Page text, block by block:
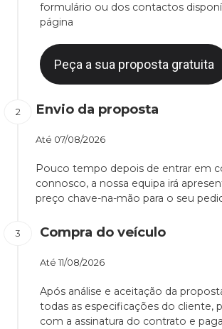
formulário ou dos contactos
página
Peça a sua proposta gratuita
Envio da proposta
Até 07/08/2026
Pouco tempo depois de entrar em
connosco, a nossa equipa irá
preço chave-na-mão para o seu
Compra do veículo
Até 11/08/2026
Após análise e aceitação da
todas as especificações do cliente,
com a assinatura do contrato e